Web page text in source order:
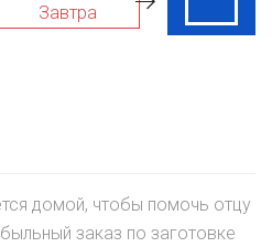
Завтра
домой, чтобы помочь отцу
заказ по заготовке